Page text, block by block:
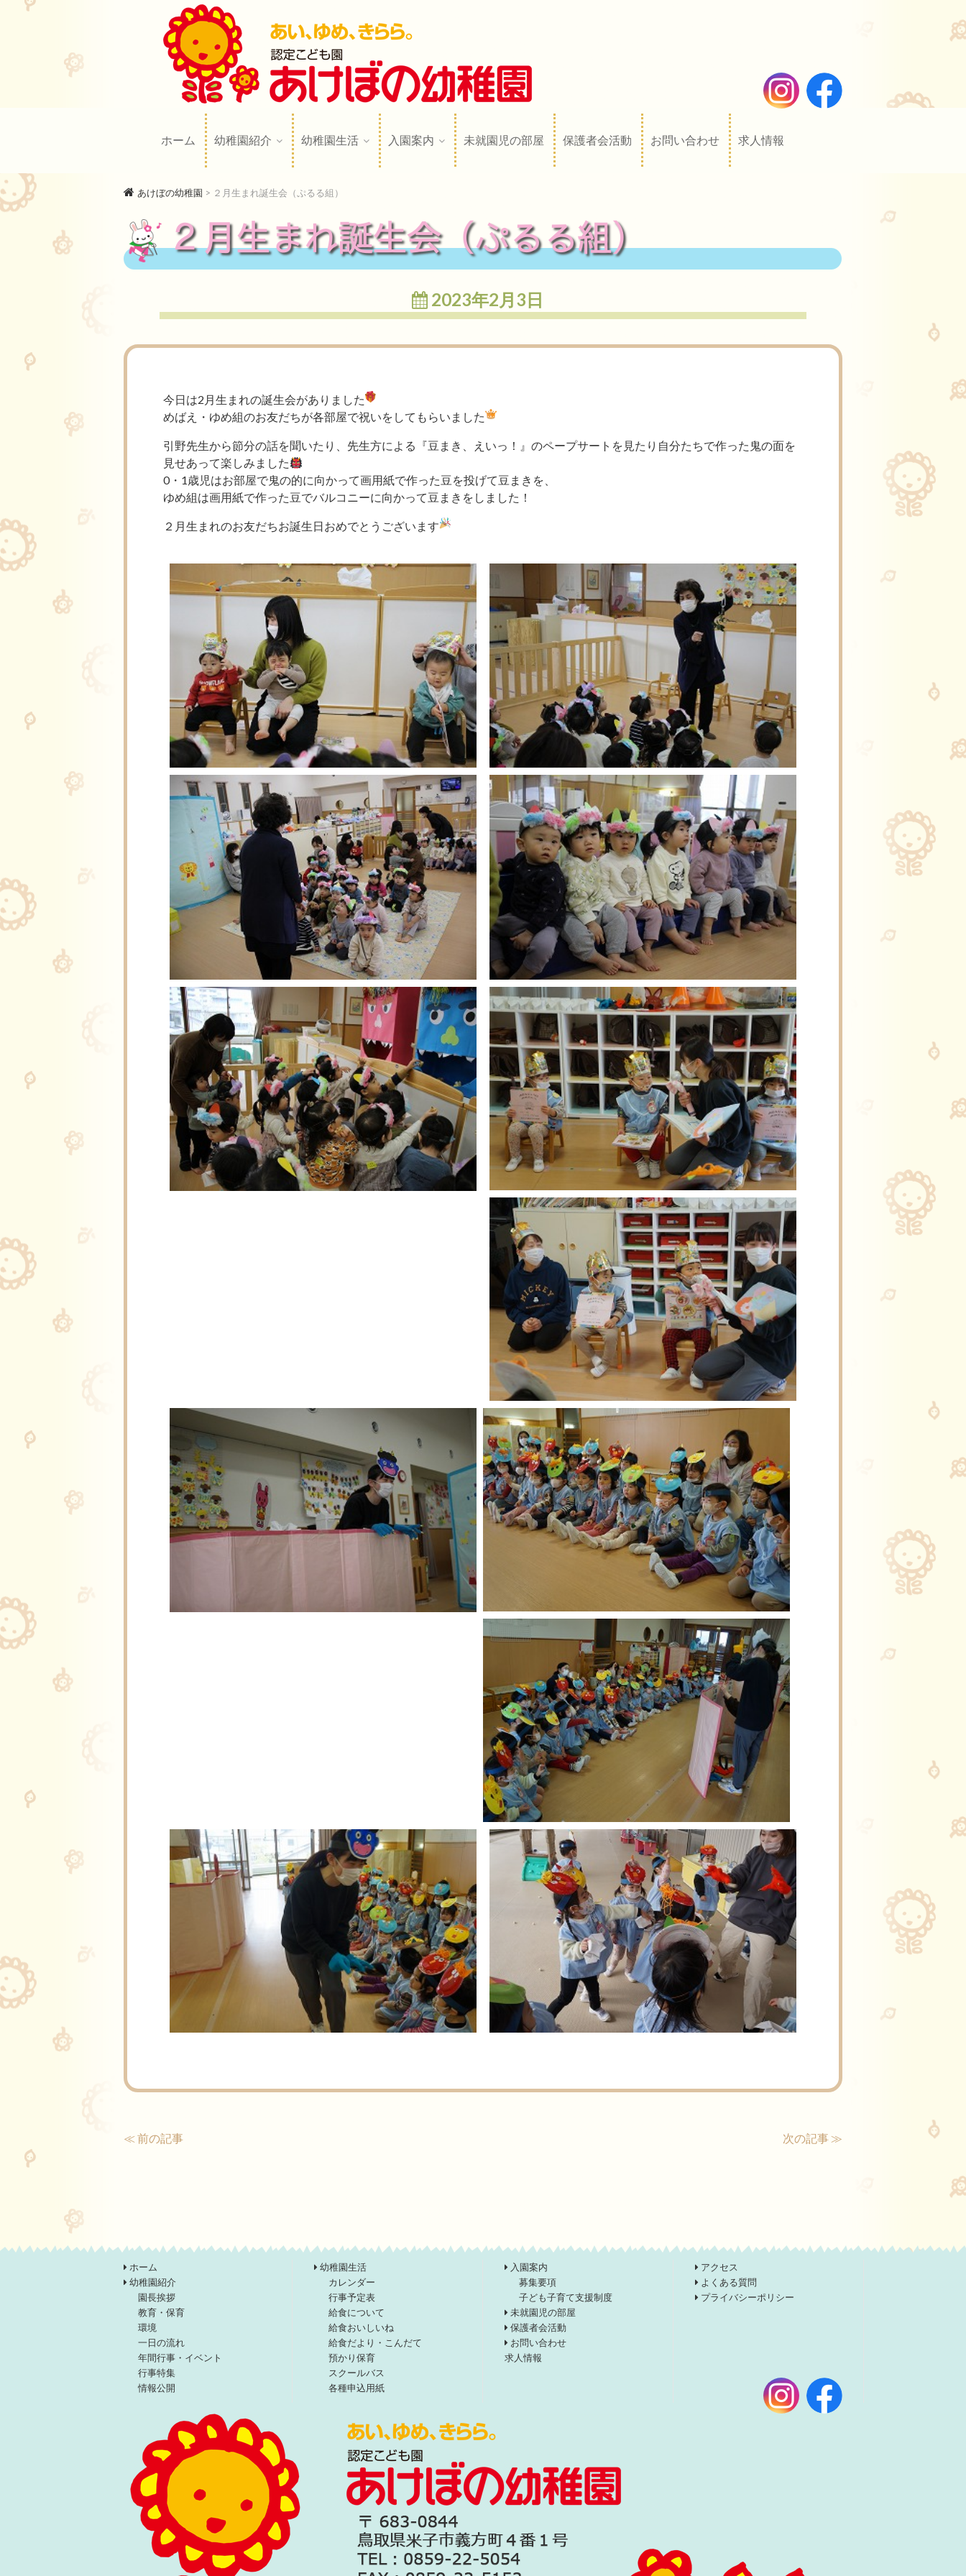
あけぼの幼稚園
ホーム 幼稚園紹介 幼稚園生活 入園案内 未就園児の部屋 保護者会活動 お問い合わせ 求人情報
あけぼの幼稚園 > ２月生まれ誕生会（ぷるる組）
２月生まれ誕生会（ぷるる組）
2023年2月3日
今日は2月生まれの誕生会がありました
めばえ・ゆめ組のお友だちが各部屋で祝いをしてもらいました
引野先生から節分の話を聞いたり、先生方による『豆まき、えいっ！』のペープサートを見たり自分たちで作った鬼の面を
見せあって楽しみました
0・1歳児はお部屋で鬼の的に向かって画用紙で作った豆を投げて豆まきを、
ゆめ組は画用紙で作った豆でバルコニーに向かって豆まきをしました！
２月生まれのお友だちお誕生日おめでとうございます
≪ 前の記事 次の記事 ≫
ホーム
幼稚園紹介
園長挨拶
教育・保育
環境
一日の流れ
年間行事・イベント
行事特集
情報公開
幼稚園生活
カレンダー
行事予定表
給食について
給食おいしいね
給食だより・こんだて
預かり保育
スクールバス
各種申込用紙
入園案内
募集要項
子ども子育て支援制度
未就園児の部屋
保護者会活動
お問い合わせ
求人情報
アクセス
よくある質問
プライバシーポリシー